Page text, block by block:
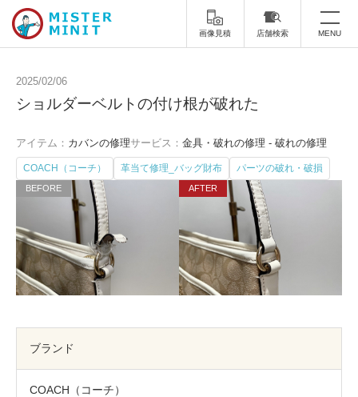
画像見積 店舗検索 MENU
ミスターミニットについて
修理サービス・料金
スーツケース修理 靴修理
スニーカー修理
カバンの修理 時計修理・電池交換
傘修理 合鍵の作製
印鑑・はんこの作製 ダビング
2025/02/06
ショルダーベルトの付け根が破れた
アイテム： カバンの修理サービス： 金具・破れの修理 - 破れの修理
COACH（コーチ） 革当て修理_バッグ財布 パーツの破れ・破損
ブランド
COACH（コーチ）